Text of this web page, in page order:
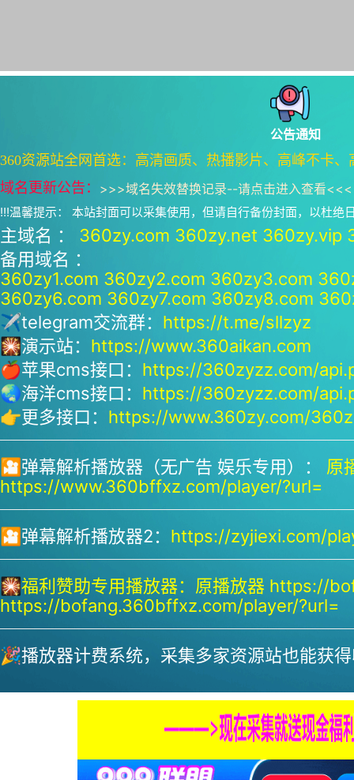
公告通知
360资源站全网首选：高清画质、热播影片、高峰不卡
域名更新公告： >>>域名失效替换记录--请点击进入查看<<<
!!!温馨提示： 本站封面可以采集使用，但请自行备份封面，以杜绝
主域名 ： 360zy.com 360zy.net 360zy.vip
备用域名 ：
360zy1.com 360zy2.com 360zy3.com
360zy6.com 360zy7.com 360zy8.com
✈telegram交流群： https://t.me/sllzyz
🎇演示站： https://www.360aikan.com
🍎苹果cms接口： https://360zyzz.com/
🌏海洋cms接口： https://360zyzz.com/
👉更多接口： https://www.360zy.com/
🎦弹幕解析播放器（无广告 娱乐专用）： 原
https://www.360bffxz.com/player/?url=
🎦弹幕解析播放器2： https://zyjiexi.com/
🎇福利赞助专用播放器： 原播放器 https://
https://bofang.360bffxz.com/player/?url=
🎉播放器计费系统，采集多家资源站也能获